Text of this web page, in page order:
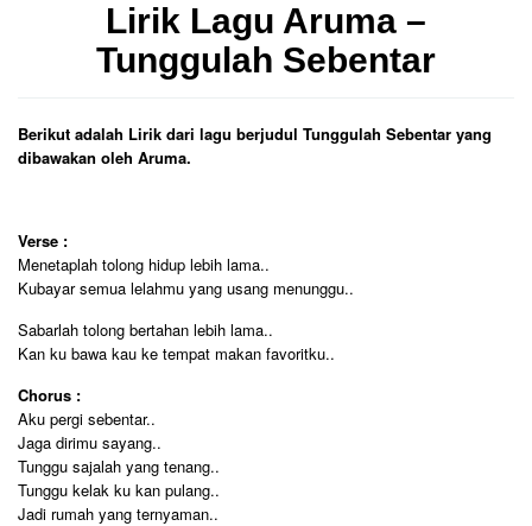
Lirik Lagu Aruma –
Tunggulah Sebentar
Berikut adalah Lirik dari lagu berjudul Tunggulah Sebentar yang
dibawakan oleh Aruma.
Verse :
Menetaplah tolong hidup lebih lama..
Kubayar semua lelahmu yang usang menunggu..
Sabarlah tolong bertahan lebih lama..
Kan ku bawa kau ke tempat makan favoritku..
Chorus :
Aku pergi sebentar..
Jaga dirimu sayang..
Tunggu sajalah yang tenang..
Tunggu kelak ku kan pulang..
Jadi rumah yang ternyaman..